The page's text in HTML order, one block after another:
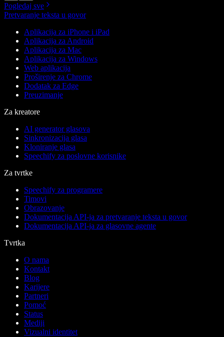
Pogledaj sve
Pretvaranje teksta u govor
Aplikacija za iPhone i iPad
Aplikacija za Android
Aplikacija za Mac
Aplikacija za Windows
Web aplikacija
Proširenje za Chrome
Dodatak za Edge
Preuzimanje
Za kreatore
AI generator glasova
Sinkronizacija glasa
Kloniranje glasa
Speechify za poslovne korisnike
Za tvrtke
Speechify za programere
Timovi
Obrazovanje
Dokumentacija API-ja za pretvaranje teksta u govor
Dokumentacija API-ja za glasovne agente
Tvrtka
O nama
Kontakt
Blog
Karijere
Partneri
Pomoć
Status
Mediji
Vizualni identitet